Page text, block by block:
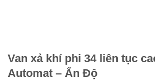
Van xả khí phi 34 liên tục
Automat – Ấn Độ